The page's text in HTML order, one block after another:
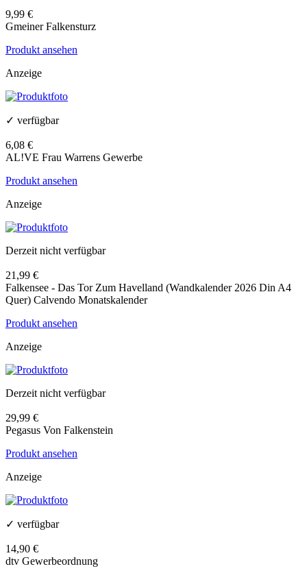
9,99 €
Gmeiner Falkensturz
Produkt ansehen
Anzeige
✓ verfügbar
6,08 €
AL!VE Frau Warrens Gewerbe
Produkt ansehen
Anzeige
Derzeit nicht verfügbar
21,99 €
Falkensee - Das Tor Zum Havelland (Wandkalender 2026 Din A4
Quer) Calvendo Monatskalender
Produkt ansehen
Anzeige
Derzeit nicht verfügbar
29,99 €
Pegasus Von Falkenstein
Produkt ansehen
Anzeige
✓ verfügbar
14,90 €
dtv Gewerbeordnung